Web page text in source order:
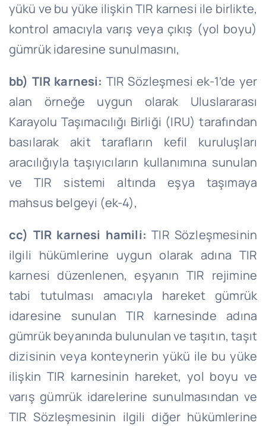
yükü ve bu yüke ilişkin TIR karnesi ile birlikte,
kontrol amacıyla varış veya çıkış (yol boyu)
gümrük idaresine sunulmasını,
bb) TIR karnesi: TIR Sözleşmesi ek-1’de yer
alan örneğe uygun olarak Uluslararası
Karayolu Taşımacılığı Birliği (IRU) tarafından
basılarak akit tarafların kefil kuruluşları
aracılığıyla taşıyıcıların kullanımına sunulan
ve TIR sistemi altında eşya taşımaya
mahsus belgeyi (ek-4),
cc) TIR karnesi hamili:TIR Sözleşmesinin
ilgili hükümlerine uygun olarak adına TIR
karnesi düzenlenen, eşyanın TIR rejimine
tabi tutulması amacıyla hareket gümrük
idaresine sunulan TIR karnesinde adına
gümrük beyanında bulunulan ve taşıtın, taşıt
dizisinin veya konteynerin yükü ile bu yüke
ilişkin TIR karnesinin hareket, yol boyu ve
varış gümrük idarelerine sunulmasından ve
TIR Sözleşmesinin ilgili diğer hükümlerine